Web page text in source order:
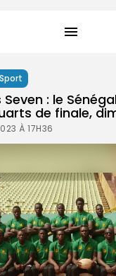
Sport
Seven : le
de finale,
À 17H36